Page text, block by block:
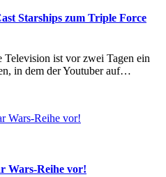
Starships zum Triple Force
ist vor zwei Tagen ein
in dem der Youtuber auf…
Wars-Reihe vor!